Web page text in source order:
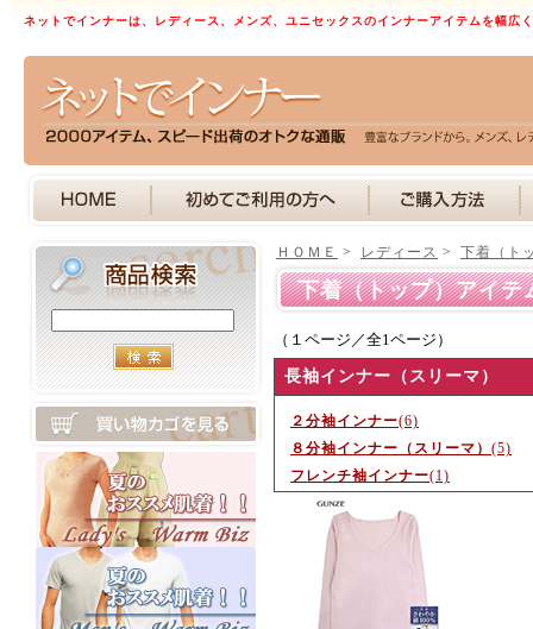
ネットでインナーは、レディース、メンズ、ユニセックスのインナーアイテムを幅広
ＨＯＭＥ > レディース > 下着（ト
下着（トップ）アイ
（１ページ／全1ページ）
長袖インナー（スリーマ）
２分袖インナー(6)
８分袖インナー（スリーマ） (5)
フレンチ袖インナー(1)